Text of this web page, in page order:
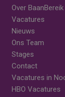
Over BaanBereik
Vacatures
Nieuws
Ons Team
Stages
Contact
Vacatures in
HBO Vacatures